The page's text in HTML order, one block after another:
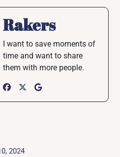
Rakers
I want to save moments of
time and want to share
them with more people.
2024